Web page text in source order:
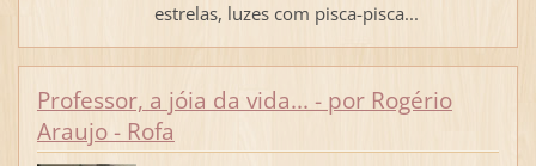
estrelas, luzes com pisca-pisca...
Professor, a jóia da vida... - por Rogério
Araujo - Rofa